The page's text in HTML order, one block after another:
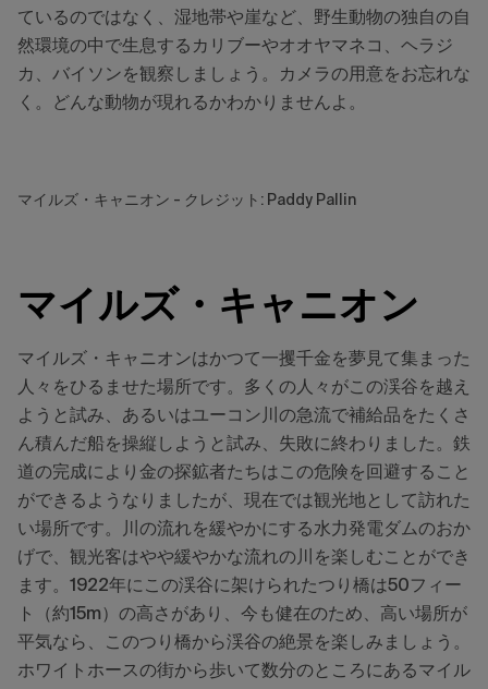
ているのではなく、湿地帯や崖など、野生動物の独自の自
然環境の中で生息するカリブーやオオヤマネコ、ヘラジ
カ、バイソンを観察しましょう。カメラの用意をお忘れな
く。どんな動物が現れるかわかりませんよ。
マイルズ・キャニオン - クレジット: Paddy Pallin
マイルズ・キャニオン
マイルズ・キャニオンはかつて一攫千金を夢見て集まった
人々をひるませた場所です。多くの人々がこの渓谷を越え
ようと試み、あるいはユーコン川の急流で補給品をたくさ
ん積んだ船を操縦しようと試み、失敗に終わりました。鉄
道の完成により金の探鉱者たちはこの危険を回避すること
ができるようなりましたが、現在では観光地として訪れた
い場所です。川の流れを緩やかにする水力発電ダムのおか
げで、観光客はやや緩やかな流れの川を楽しむことができ
ます。1922年にこの渓谷に架けられたつり橋は50フィー
ト（約15m）の高さがあり、今も健在のため、高い場所が
平気なら、このつり橋から渓谷の絶景を楽しみましょう。
ホワイトホースの街から歩いて数分のところにあるマイル